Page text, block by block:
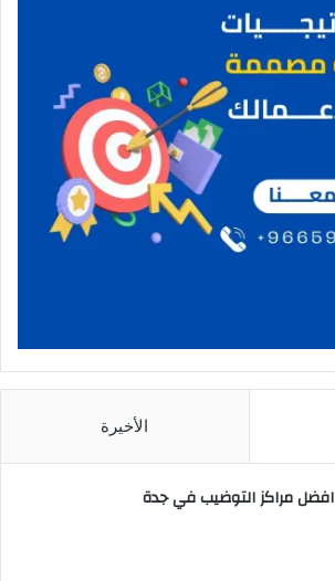
الأخيرة
افضل مراكز التوضيب في جدة